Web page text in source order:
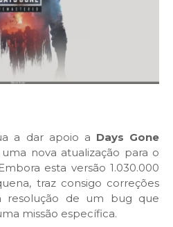
a dar apoio a Days Gone
nova atualização para o
esta versão 1.030.000
traz consigo correções
resolução de um bug que
missão específica.